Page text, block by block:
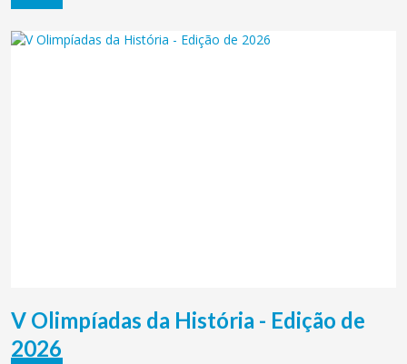
V Olimpíadas da História - Edição de
2026